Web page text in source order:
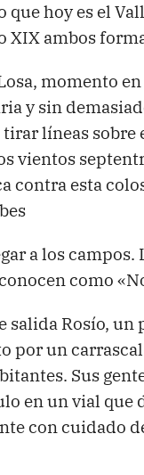
que hoy es el
XIX ambos
momento
y sin
líneas sobre
vientos
contra esta
a los
como
Rosío, un
por un
Sus
en un vial que
con cuidado